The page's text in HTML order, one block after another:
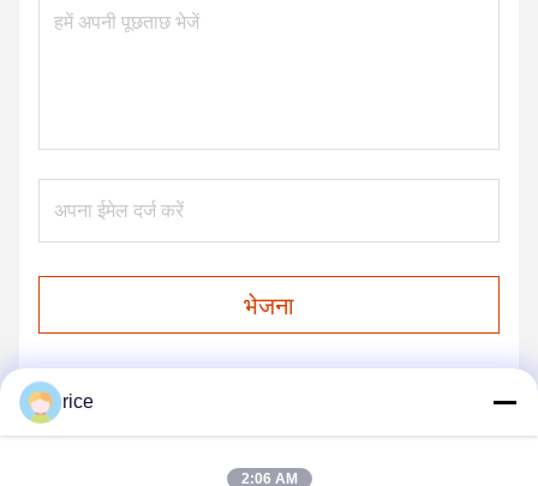
भेजना
rice
2:06 AM